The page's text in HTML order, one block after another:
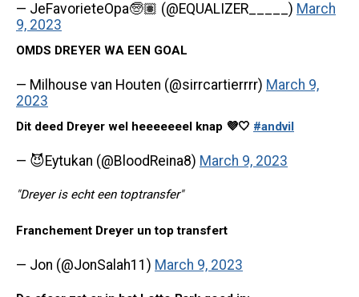
— JeFavorieteOpa🧓🏽 (@EQUALIZER_____) March
9, 2023
OMDS DREYER WA EEN GOAL
— Milhouse van Houten (@sirrcartierrrr) March 9,
2023
Dit deed Dreyer wel heeeeeeel knap 💜🤍 #andvil
— 😈Eytukan (@BloodReina8) March 9, 2023
"Dreyer is echt een toptransfer"
Franchement Dreyer un top transfert
— Jon (@JonSalah11) March 9, 2023